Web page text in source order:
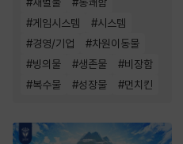
#게임시스템 #시스템
#경영/기업 #차원이동물
#빙의물 #생존물 #비장함
#복수물 #성장물 #먼치킨